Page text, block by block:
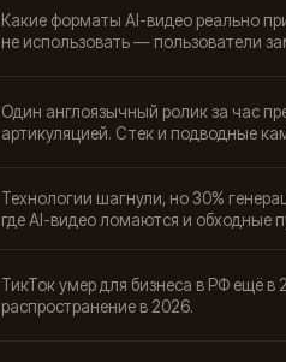
Какие форматы AI-видео реально
не использовать — пользователи
Один англоязычный ролик за час
артикуляцией. Стек и подводные
Технологии шагнули, но 30%
где AI-видео ломаются и обходные
ТикТок умер для бизнеса в РФ ещё в
распространение в 2026.